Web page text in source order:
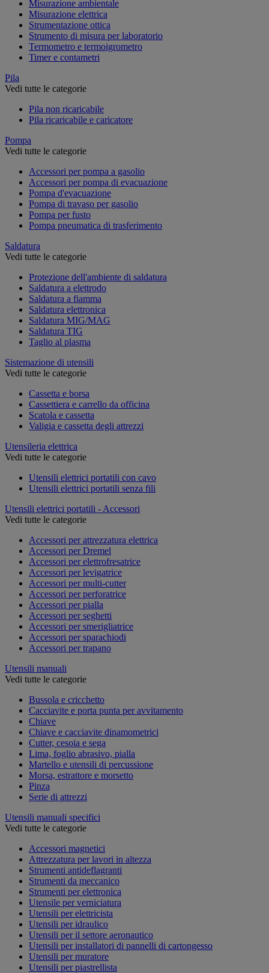
Misurazione ambientale
Misurazione elettrica
Strumentazione ottica
Strumento di misura per laboratorio
Termometro e termoigrometro
Timer e contametri
Pila
Vedi tutte le categorie
Pila non ricaricabile
Pila ricaricabile e caricatore
Pompa
Vedi tutte le categorie
Accessori per pompa a gasolio
Accessori per pompa di evacuazione
Pompa d'evacuazione
Pompa di travaso per gasolio
Pompa per fusto
Pompa pneumatica di trasferimento
Saldatura
Vedi tutte le categorie
Protezione dell'ambiente di saldatura
Saldatura a elettrodo
Saldatura a fiamma
Saldatura elettronica
Saldatura MIG/MAG
Saldatura TIG
Taglio al plasma
Sistemazione di utensili
Vedi tutte le categorie
Cassetta e borsa
Cassettiera e carrello da officina
Scatola e cassetta
Valigia e cassetta degli attrezzi
Utensileria elettrica
Vedi tutte le categorie
Utensili elettrici portatili con cavo
Utensili elettrici portatili senza fili
Utensili elettrici portatili - Accessori
Vedi tutte le categorie
Accessori per attrezzatura elettrica
Accessori per Dremel
Accessori per elettrofresatrice
Accessori per levigatrice
Accessori per multi-cutter
Accessori per perforatrice
Accessori per pialla
Accessori per seghetti
Accessori per smerigliatrice
Accessori per sparachiodi
Accessori per trapano
Utensili manuali
Vedi tutte le categorie
Bussola e cricchetto
Cacciavite e porta punta per avvitamento
Chiave
Chiave e cacciavite dinamometrici
Cutter, cesoia e sega
Lima, foglio abrasivo, pialla
Martello e utensili di percussione
Morsa, estrattore e morsetto
Pinza
Serie di attrezzi
Utensili manuali specifici
Vedi tutte le categorie
Accessori magnetici
Attrezzatura per lavori in altezza
Strumenti antideflagranti
Strumenti da meccanico
Strumenti per elettronica
Utensile per verniciatura
Utensili per elettricista
Utensili per idraulico
Utensili per il settore aeronautico
Utensili per installatori di pannelli di cartongesso
Utensili per muratore
Utensili per piastrellista